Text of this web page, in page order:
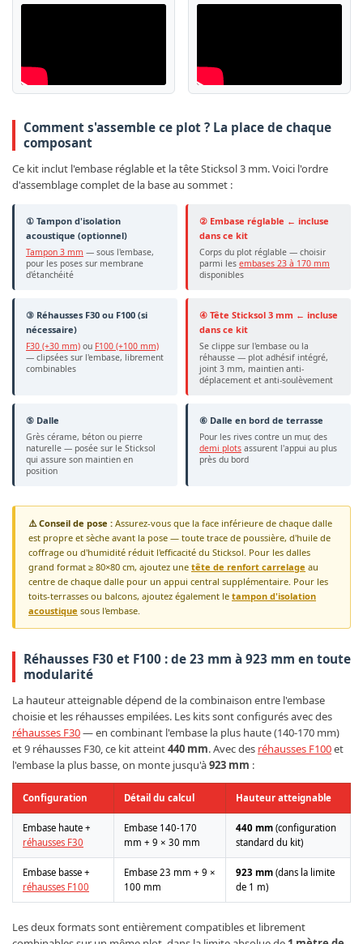
Comment s'assemble ce plot ? La place de chaque
composant
Ce kit inclut l'embase réglable et la tête Sticksol 3 mm. Voici l'ordre
d'assemblage complet de la base au sommet :
① Tampon d'isolation
acoustique (optionnel)
Tampon 3 mm — sous l'embase,
pour les poses sur membrane
d'étanchéité
② Embase réglable ← incluse
dans ce kit
Corps du plot réglable — choisir
parmi les embases 23 à 170 mm
disponibles
③ Réhausses F30 ou F100 (si
nécessaire)
F30 (+30 mm) ou F100 (+100 mm)
— clipsées sur l'embase, librement
combinables
④ Tête Sticksol 3 mm ← incluse
dans ce kit
Se clippe sur l'embase ou la
réhausse — plot adhésif intégré,
joint 3 mm, maintien anti-
déplacement et anti-soulèvement
⑤ Dalle
Grès cérame, béton ou pierre
naturelle — posée sur le Sticksol
qui assure son maintien en
position
⑥ Dalle en bord de terrasse
Pour les rives contre un mur, des
demi plots assurent l'appui au plus
près du bord
⚠️ Conseil de pose : Assurez-vous que la face inférieure de chaque dalle
est propre et sèche avant la pose — toute trace de poussière, d'huile de
coffrage ou d'humidité réduit l'efficacité du Sticksol. Pour les dalles
grand format ≥ 80×80 cm, ajoutez une tête de renfort carrelage au
centre de chaque dalle pour un appui central supplémentaire. Pour les
toits-terrasses ou balcons, ajoutez également le tampon d'isolation
acoustique sous l'embase.
Réhausses F30 et F100 : de 23 mm à 923 mm en toute
modularité
La hauteur atteignable dépend de la combinaison entre l'embase
choisie et les réhausses empilées. Les kits sont configurés avec des
réhausses F30— en combinant l'embase la plus haute (140-170 mm)
et 9 réhausses F30, ce kit atteint440 mm. Avec des réhausses F100et
l'embase la plus basse, on monte jusqu'à923 mm :
Configuration Détail du calcul Hauteur atteignable
Embase haute +
réhausses F30
Embase 140-170
mm + 9 × 30 mm
440 mm (configuration
standard du kit)
Embase basse +
réhausses F100
Embase 23 mm + 9 ×
100 mm
923 mm (dans la limite
de 1 m)
Les deux formats sont entièrement compatibles et librement